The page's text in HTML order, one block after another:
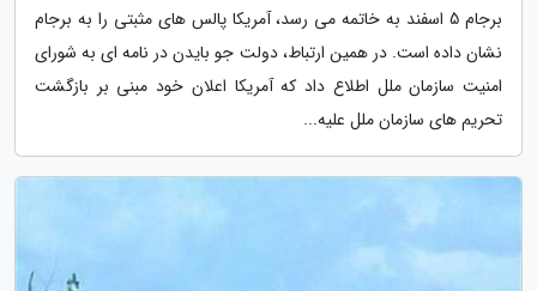
برجام 5 اسفند به خاتمه می رسد، آمریکا پالس های مثبتی را به برجام
نشان داده است. در همین ارتباط، دولت جو بایدن در نامه ای به شورای
امنیت سازمان ملل اطلاع داد که آمریکا اعلان خود مبنی بر بازگشت
تحریم های سازمان ملل علیه...